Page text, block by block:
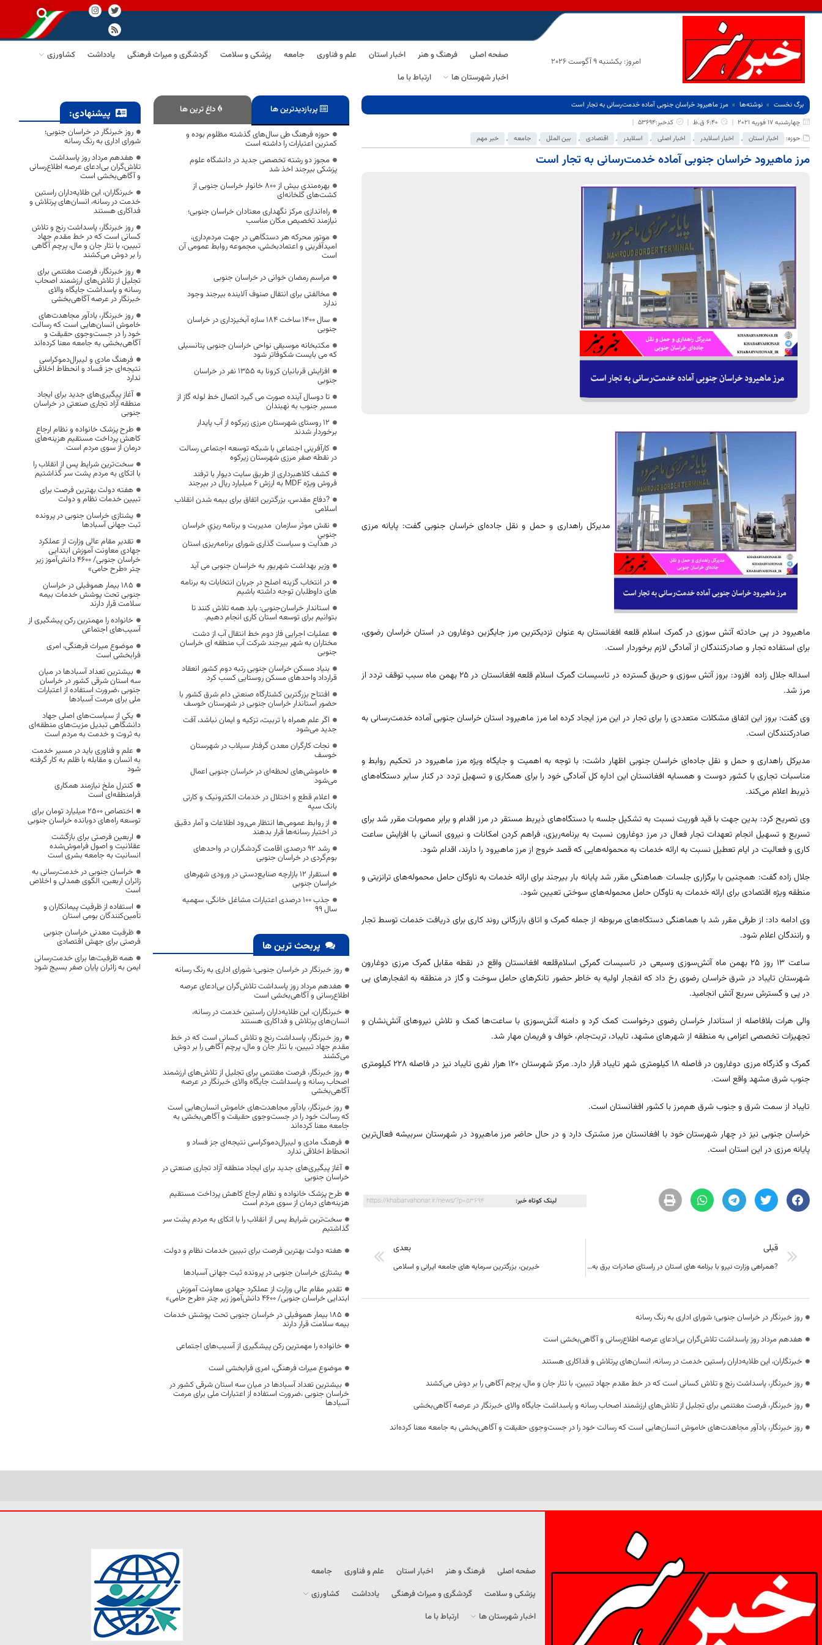
امروز: یکشنبه 9 آگوست 2026
صفحه اصلی فرهنگ و هنر اخبار استان علم و فناوری جامعه پزشکی و سلامت گردشگری و میراث فرهنگی یادداشت
کشاورزی
اخبار شهرستان ها
ارتباط با ما
برگ نخست نوشته‌ها
مرز ماهیرود خراسان جنوبی آماده خدمت‌رسانی به تجار است
چهارشنبه 17 فوریه 2021
6:40 ق.ظ
کدخبر:53694
حوزه:
اخبار استان , اخبار اسلایدر , اخبار اصلی , اسلایدر , اقتصادی , بین الملل , جامعه , خبر مهم
مرز ماهیرود خراسان جنوبی آماده خدمت‌رسانی به تجار است
مدیرکل راهداری و حمل و نقل جاده‌ای خراسان جنوبی گفت: پایانه مرزی
ماهیرود در پی حادثه آتش سوزی در گمرک اسلام قلعه افغانستان به عنوان نزدیکترین مرز جایگزین دوغارون در استان خراسان رضوی،
برای استفاده تجار و صادرکنندگان از آمادگی لازم برخوردار است.
اسداله جلال زاده افزود: بروز آتش سوزی و حریق گسترده در تاسیسات گمرک اسلام قلعه افغانستان در ۲۵ بهمن ماه سبب توقف تردد از
مرز شد.
وی گفت: بروز این اتفاق مشکلات متعددی را برای تجار در این مرز ایجاد کرده اما مرز ماهیرود استان خراسان جنوبی آماده خدمت‌رسانی به
صادرکنندگان است.
مدیرکل راهداری و حمل و نقل جاده‌ای خراسان جنوبی اظهار داشت: با توجه به اهمیت و جایگاه ویژه مرز ماهیرود در تحکیم روابط و
مناسبات تجاری با کشور دوست و همسایه افغانستان این اداره کل آمادگی خود را برای همکاری و تسهیل تردد در کنار سایر دستگاه‌های
ذیربط اعلام می‌کند.
وی تصریح کرد: بدین جهت با قید فوریت نسبت به تشکیل جلسه با دستگاه‌های ذیربط مستقر در مرز اقدام و برابر مصوبات مقرر شد برای
تسریع و تسهیل انجام تعهدات تجار فعال در مرز دوغارون نسبت به برنامه‌ریزی، فراهم کردن امکانات و نیروی انسانی با افزایش ساعت
کاری و فعالیت در ایام تعطیل نسبت به ارائه خدمات به محموله‌هایی که قصد خروج از مرز ماهیرود را دارند، اقدام شود.
جلال زاده گفت: همچنین با برگزاری جلسات هماهنگی مقرر شد پایانه بار بیرجند برای ارائه خدمات به ناوگان حامل محموله‌های ترانزیتی و
منطقه ویژه اقتصادی برای ارائه خدمات به ناوگان حامل محموله‌های سوختی تعیین شود.
وی ادامه داد: از طرفی مقرر شد با هماهنگی دستگاه‌های مربوطه از جمله گمرک و اتاق بازرگانی روند کاری برای دریافت خدمات توسط تجار
و رانندگان اعلام شود.
ساعت ۱۳ روز ۲۵ بهمن ماه آتش‌سوزی وسیعی در تاسیسات گمرکی اسلام‌قلعه افغانستان واقع در نقطه مقابل گمرک مرزی دوغارون
شهرستان تایباد در شرق خراسان رضوی رخ داد که انفجار اولیه به خاطر حضور تانکرهای حامل سوخت و گاز در منطقه به انفجارهای پی
در پی و گسترش سریع آتش انجامید.
والی هرات بلافاصله از استاندار خراسان رضوی درخواست کمک کرد و دامنه آتش‌سوزی با ساعت‌ها کمک و تلاش نیروهای آتش‌نشان و
تجهیزات تخصصی اعزامی به منطقه از شهرهای مشهد، تایباد، تربت‌جام، خواف و فریمان مهار شد.
گمرک و گذرگاه مرزی دوغارون در فاصله ۱۸ کیلومتری شهر تایباد قرار دارد. مرکز شهرستان ۱۲۰ هزار نفری تایباد نیز در فاصله ۲۲۸ کیلومتری
جنوب شرق مشهد واقع است.
تایباد از سمت شرق و جنوب شرق هم‌مرز با کشور افغانستان است.
خراسان جنوبی نیز در چهار شهرستان خود با افغانستان مرز مشترک دارد و در حال حاضر مرز ماهیرود در شهرستان سربیشه فعال‌ترین
پایانه مرزی در این استان است.
لینک کوتاه خبر: https://khabarvahonar.ir/news/?p=53694
قبلی
?همراهی وزارت نیرو با برنامه های استان در راستای صادرات برق به افغانستان
بعدی
خیرین، بزرگترین سرمایه های جامعه ایرانی و اسلامی
روز خبرنگار در خراسان جنوبی؛ شورای اداری به رنگ رسانه
هفدهم مرداد روز پاسداشت تلاش‌گران بی‌ادعای عرصه اطلاع‌رسانی و آگاهی‌بخشی است
خبرنگاران، این طلایه‌داران راستین خدمت در رسانه، انسان‌های پرتلاش و فداکاری هستند
روز خبرنگار، پاسداشت رنج و تلاش کسانی است که در خط مقدم جهاد تبیین، با نثار جان و مال، پرچم آگاهی را بر دوش می‌کشند
روز خبرنگار، فرصت مغتنمی برای تجلیل از تلاش‌های ارزشمند اصحاب رسانه و پاسداشت جایگاه والای خبرنگار در عرصه آگاهی‌بخشی
روز خبرنگار، یادآور مجاهدت‌های خاموش انسان‌هایی است که رسالت خود را در جست‌وجوی حقیقت و آگاهی‌بخشی به جامعه معنا کرده‌اند
پربازدیدترین ها داغ ترین ها
حوزه فرهنگ طی سال‌های گذشته مظلوم بوده و
کمترین اعتبارات را داشته است
مجوز دو رشته تخصصی جدید در دانشگاه علوم
پزشکی بیرجند اخذ شد
بهره‌مندی بیش از ۸۰۰ خانوار خراسان جنوبی از
کشت‌های گلخانه‌ای
راه‌اندازی مرکز نگهداری معتادان خراسان جنوبی؛
نیازمند تخصیص مکان مناسب
موتور محرکه هر دستگاهی در جهت مردم‌داری،
امیدآفرینی و اعتمادبخشی، مجموعه روابط عمومی آن
است
مراسم رمضان خوانی در خراسان جنوبی
مخالفتی برای انتقال صنوف آلاینده بیرجند وجود
ندارد
سال ۱۴۰۰ ساخت ۱۸۴ سازه آبخیزداری در خراسان
جنوبی
مکتبخانه موسیقی نواحی خراسان جنوبی پتانسیلی
که می بایست شکوفاتر شود
افزایش قربانیان کرونا به 1355 نفر در خراسان
جنوبی
تا دوسال آینده صورت می گیرد اتصال خط لوله گاز از
مسیر جنوب به نهبندان
۱۲ روستای شهرستان مرزی زیرکوه از آب پایدار
برخوردار شدند
کارآفرینی اجتماعی با شبکه توسعه اجتماعی رسالت
در نقطه صفر مرزی شهرستان زیرکوه
کشف کلاهبرداری از طریق سایت دیوار با ترفند
فروش ویژه MDF به ارزش ۶ میلیارد ریال در بیرجند
?دفاع مقدس، بزرگترین اتفاق برای بیمه شدن انقلاب
اسلامی
نقش موثر سازمان مديريت و برنامه ريزي خراسان
جنوبي
در هدایت و سیاست گذاری شورای برنامه‌ریزی استان
وزیر بهداشت شهریور به خراسان جنوبی می آید
در انتخاب گزینه اصلح در جريان انتخابات به برنامه
های داوطلبان توجه داشته باشیم
استاندار خراسان‌جنوبی: باید همه تلاش کنند تا
بتوانیم برای توسعه استان کاری انجام دهیم.
عملیات اجرایی فاز دوم خط انتقال آب از دشت
مختاران به شهر بیرجند شرکت آب منطقه ای خراسان
جنوبی
بنیاد مسکن خراسان جنوبی رتبه دوم کشور انعقاد
قرارداد واحدهای مسکن روستایی کسب کرد
افتتاح بزرگترین کشتارگاه صنعتی دام شرق کشور با
حضور استاندار خراسان جنوبی در شهرستان خوسف
اگر علم همراه با تربیت، تزکیه و ایمان نباشد، آفت
جدید می‌شود
نجات کارگران معدن گرفتار سیلاب در شهرستان
خوسف
خاموشی‌های لحظه‌ای در خراسان جنوبی اعمال
می‌شود
اعلام قطع و اختلال در خدمات الکترونیک و کارتی
بانک سپه
از روابط عمومی‌ها انتظار می‌رود اطلاعات و آمار دقیق
در اختیار رسانه‌ها قرار بدهند
رشد ۹۲ درصدی اقامت گردشگران در واحدهای
بوم‌گردی در خراسان جنوبی
استقرار ۱۲ بازارچه صنایع‌دستی در ورودی شهر‌های
خراسان جنوبی
جذب ۱۰۰ درصدی اعتبارات مشاغل خانگی، سهمیه
سال ۹۹
پربحث ترین ها
روز خبرنگار در خراسان جنوبی؛ شورای اداری به رنگ رسانه
هفدهم مرداد روز پاسداشت تلاش‌گران بی‌ادعای عرصه
اطلاع‌رسانی و آگاهی‌بخشی است
خبرنگاران، این طلایه‌داران راستین خدمت در رسانه،
انسان‌های پرتلاش و فداکاری هستند
روز خبرنگار، پاسداشت رنج و تلاش کسانی است که در خط
مقدم جهاد تبیین، با نثار جان و مال، پرچم آگاهی را بر دوش
می‌کشند
روز خبرنگار، فرصت مغتنمی برای تجلیل از تلاش‌های ارزشمند
اصحاب رسانه و پاسداشت جایگاه والای خبرنگار در عرصه
آگاهی‌بخشی
روز خبرنگار، یادآور مجاهدت‌های خاموش انسان‌هایی است
که رسالت خود را در جست‌وجوی حقیقت و آگاهی‌بخشی به
جامعه معنا کرده‌اند
فرهنگ مادی و لیبرال‌دموکراسی نتیجه‌ای جز فساد و
انحطاط اخلاقی ندارد
آغاز پیگیری‌های جدید برای ایجاد منطقه آزاد تجاری صنعتی در
خراسان جنوبی
طرح پزشک خانواده و نظام ارجاع کاهش پرداخت مستقیم
هزینه‌های درمان از سوی مردم است
سخت‌ترین شرایط پس از انقلاب را با اتکای به مردم پشت سر
گذاشتیم
هفته دولت بهترین فرصت برای تبیین خدمات نظام و دولت
یشتازی خراسان جنوبی در پرونده ثبت جهانی آسبادها
تقدیر مقام عالی وزارت از عملکرد جهادی معاونت آموزش
ابتدایی خراسان جنوبی/ ۴۶۰۰ دانش‌آموز زیر چتر «طرح حامی»
۱۸۵ بیمار هموفیلی در خراسان جنوبی تحت پوشش خدمات
بیمه سلامت قرار دارند
خانواده را مهمترین رکن پیشگیری از آسیب‌های اجتماعی
موضوع میراث فرهنگی، امری فرابخشی است
بیشترین تعداد آسبادها در میان سه استان شرقی کشور در
خراسان جنوبی ،ضرورت استفاده از اعتبارات ملی برای مرمت
آسبادها
پیشنهادی:
روز خبرنگار در خراسان جنوبی؛
شورای اداری به رنگ رسانه
هفدهم مرداد روز پاسداشت
تلاش‌گران بی‌ادعای عرصه اطلاع‌رسانی
و آگاهی‌بخشی است
خبرنگاران، این طلایه‌داران راستین
خدمت در رسانه، انسان‌های پرتلاش و
فداکاری هستند
روز خبرنگار، پاسداشت رنج و تلاش
کسانی است که در خط مقدم جهاد
تبیین، با نثار جان و مال، پرچم آگاهی
را بر دوش می‌کشند
روز خبرنگار، فرصت مغتنمی برای
تجلیل از تلاش‌های ارزشمند اصحاب
رسانه و پاسداشت جایگاه والای
خبرنگار در عرصه آگاهی‌بخشی
روز خبرنگار، یادآور مجاهدت‌های
خاموش انسان‌هایی است که رسالت
خود را در جست‌وجوی حقیقت و
آگاهی‌بخشی به جامعه معنا کرده‌اند
فرهنگ مادی و لیبرال‌دموکراسی
نتیجه‌ای جز فساد و انحطاط اخلاقی
ندارد
آغاز پیگیری‌های جدید برای ایجاد
منطقه آزاد تجاری صنعتی در خراسان
جنوبی
طرح پزشک خانواده و نظام ارجاع
کاهش پرداخت مستقیم هزینه‌های
درمان از سوی مردم است
سخت‌ترین شرایط پس از انقلاب را
با اتکای به مردم پشت سر گذاشتیم
هفته دولت بهترین فرصت برای
تبیین خدمات نظام و دولت
یشتازی خراسان جنوبی در پرونده
ثبت جهانی آسبادها
تقدیر مقام عالی وزارت از عملکرد
جهادی معاونت آموزش ابتدایی
خراسان جنوبی/ ۴۶۰۰ دانش‌آموز زیر
چتر «طرح حامی»
۱۸۵ بیمار هموفیلی در خراسان
جنوبی تحت پوشش خدمات بیمه
سلامت قرار دارند
خانواده را مهمترین رکن پیشگیری از
آسیب‌های اجتماعی
موضوع میراث فرهنگی، امری
فرابخشی است
بیشترین تعداد آسبادها در میان
سه استان شرقی کشور در خراسان
جنوبی ،ضرورت استفاده از اعتبارات
ملی برای مرمت آسبادها
یکی از سیاست‌های اصلی جهاد
دانشگاهی تبدیل مزیت‌های منطقه‌ای
به ثروت و خدمت به مردم است
علم و فناوری باید در مسیر خدمت
به انسان و مقابله با ظلم به کار گرفته
شود
کنترل ملخ نیازمند همکاری
فرامنطقه‌ای است
اختصاص 2500 میلیارد تومان برای
توسعه راه‌های دوبانده خراسان جنوبی
اربعین فرصتی برای بازگشت
عقلانیت و اصول فراموش‌شده
انسانیت به جامعه بشری است
خراسان جنوبی در خدمت‌رسانی به
زائران اربعین، الگوی همدلی و اخلاص
است
استفاده از ظرفیت پیمانکاران و
تأمین‌کنندگان بومی استان
ظرفیت معدنی خراسان جنوبی
فرصتی برای جهش اقتصادی
همه ظرفیت‌ها برای خدمت‌رسانی
ایمن به زائران پایان صفر بسیج شود
صفحه اصلی فرهنگ و هنر اخبار استان علم و فناوری
جامعه
پزشکی و سلامت
گردشگری و میراث فرهنگی یادداشت
کشاورزی
اخبار شهرستان ها
ارتباط با ما